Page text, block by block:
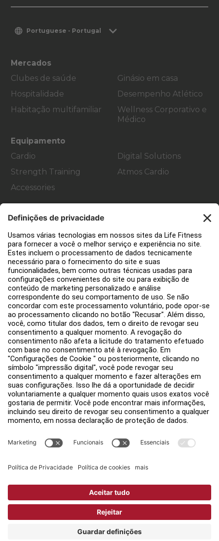
Portuguese - Portugal
Mercados
Clubes de saúde
Hospitalidade
Habitação multifamiliar
Ginásio em casa
Desempenho Atlético
Wellness Corporativo e
Médico
Equipamento
Cardio
Strength Training
Accessories
Digital Solutions
Atmos Cardio
Decoração de ginásios
Hub de Serviços
Centro de Educação
Sobre nós
Encontre um distribuidor
Encontre uma loja
Avisos legais
Acessibilidade
Faça login no Facility Connect
Configurações de Privacidade
Copyright © 2026 Life Fitness